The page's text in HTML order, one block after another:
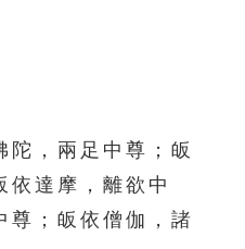
103 104 105
108 109 110
，兩足中尊；皈
達摩，離欲中
尊；皈依僧伽，諸